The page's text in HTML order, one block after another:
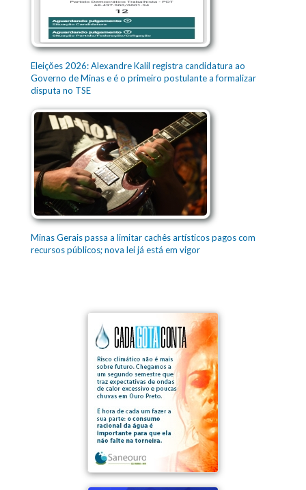
Eleições 2026: Alexandre Kalil registra candidatura ao
Governo de Minas e é o primeiro postulante a formalizar
disputa no TSE
Minas Gerais passa a limitar cachês artísticos pagos com
recursos públicos; nova lei já está em vigor